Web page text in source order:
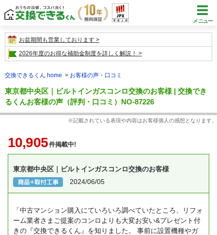
メニュー
お盆期間も営業しております
2026年度のお得な補助金制度を詳しく解説！
交換できるくん home お客様の声・口コミ
東京都中央区｜ビルトインガスコンロ交換のお客様 | 交換でき
るくんお客様の声（評判・口コミ）NO-87226
※記載されている表現や内容はお客様個人の感想となります。
10,905件掲載中!
東京都中央区｜ビルトインガスコンロ交換のお客様
2024/06/05
「中古マンション購入にていろいろ調べていたところ、リフォ
ーム業者さまご提案のコンロよりも大変お安い&プレゼント付
きの『交換できるくん』を知りました。
事前に設置機種やガ